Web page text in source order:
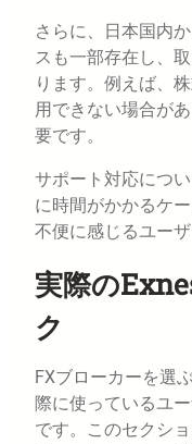
さらに、日本国内
スも一部存在し、
ります。例えば、
用できない場合が
要です。
サポート対応につ
に時間がかかるケ
不便に感じるユー
実際の
ク
FXブローカーを選
際に使っているユ
です。このセクシ